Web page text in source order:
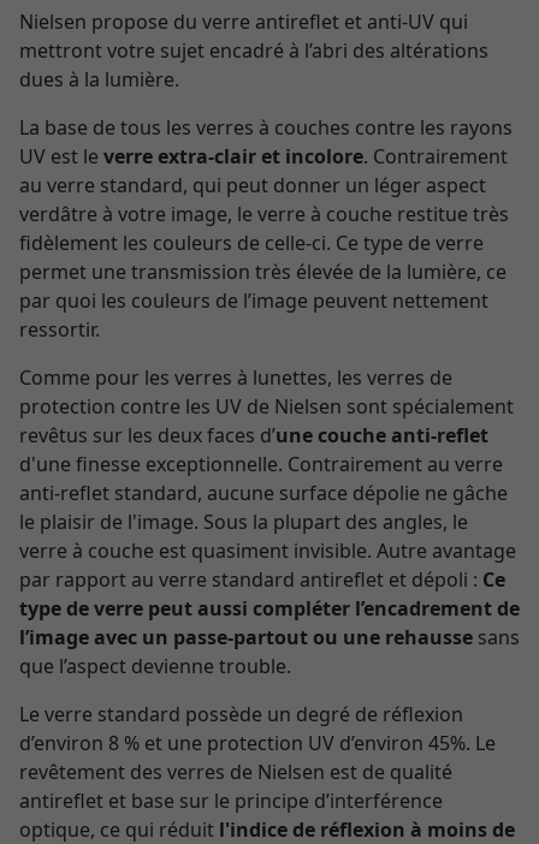
Nielsen propose du verre antireflet et anti-UV qui
mettront votre sujet encadré à l’abri des altérations
dues à la lumière.
La base de tous les verres à couches contre les rayons
UV est le verre extra-clair et incolore. Contrairement
au verre standard, qui peut donner un léger aspect
verdâtre à votre image, le verre à couche restitue très
fidèlement les couleurs de celle-ci. Ce type de verre
permet une transmission très élevée de la lumière, ce
par quoi les couleurs de l’image peuvent nettement
ressortir.
Comme pour les verres à lunettes, les verres de
protection contre les UV de Nielsen sont spécialement
revêtus sur les deux faces d’une couche anti-reflet
d'une finesse exceptionnelle. Contrairement au verre
anti-reflet standard, aucune surface dépolie ne gâche
le plaisir de l'image. Sous la plupart des angles, le
verre à couche est quasiment invisible. Autre avantage
par rapport au verre standard antireflet et dépoli : Ce
type de verre peut aussi compléter l’encadrement de
l’image avec un passe-partout ou une rehausse sans
que l’aspect devienne trouble.
Le verre standard possède un degré de réflexion
d’environ 8 % et une protection UV d’environ 45%. Le
revêtement des verres de Nielsen est de qualité
antireflet et base sur le principe d’interférence
optique, ce qui réduit l'indice de réflexion à moins de